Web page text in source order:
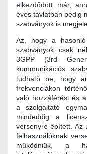
elkezdődött már,
éves távlatban pedig
szabványok is
Az, hogy a
szabványok csak
3GPP (3rd
kommunikációs
tudható be, hogy
frekvenciákon
való hozzáférést és
a szolgáltató
mindeddig a
versenyre épített. Az
felhasználóknak
működniük, a